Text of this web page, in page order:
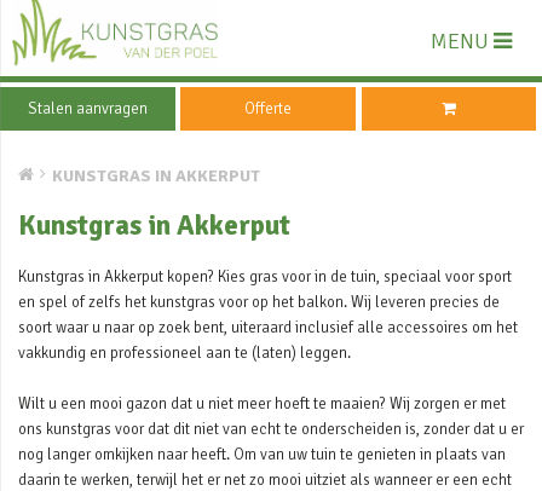
MENU
Stalen aanvragen Offerte
KUNSTGRAS IN AKKERPUT
Kunstgras in Akkerput
Kunstgras in Akkerput kopen? Kies gras voor in de tuin, speciaal voor sport
en spel of zelfs het kunstgras voor op het balkon. Wij leveren precies de
soort waar u naar op zoek bent, uiteraard inclusief alle accessoires om het
vakkundig en professioneel aan te (laten) leggen.
Wilt u een mooi gazon dat u niet meer hoeft te maaien? Wij zorgen er met
ons kunstgras voor dat dit niet van echt te onderscheiden is, zonder dat u er
nog langer omkijken naar heeft. Om van uw tuin te genieten in plaats van
daarin te werken, terwijl het er net zo mooi uitziet als wanneer er een echt